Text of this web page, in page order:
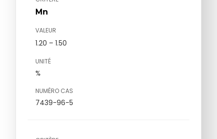
Mn
VALEUR
1.20 – 1.50
UNITÉ
%
NUMÉRO CAS
7439-96-5